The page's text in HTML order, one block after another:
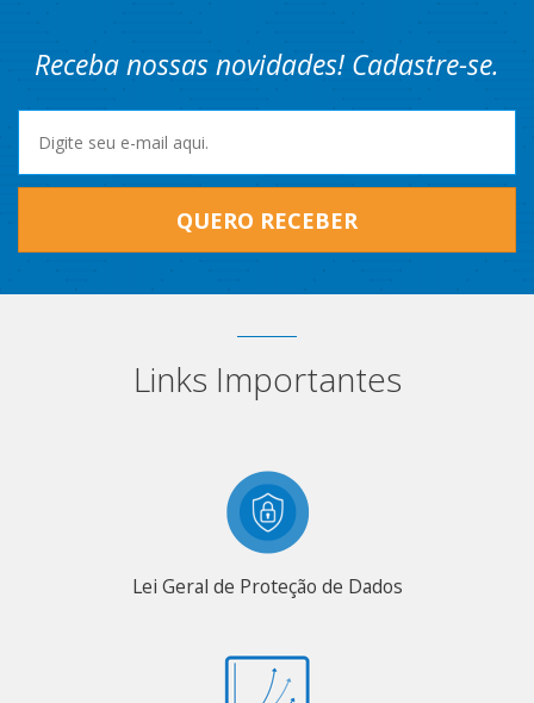
Receba nossas novidades! Cadastre-se.
QUERO RECEBER
Links Importantes
Lei Geral de Proteção de Dados